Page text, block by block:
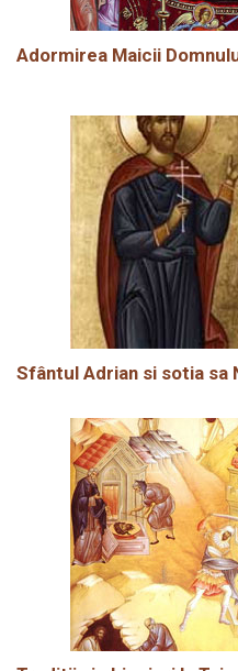
Adormirea Maicii
Sfântul Adrian si sotia sa